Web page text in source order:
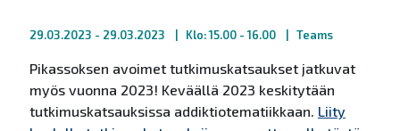
29.03.2023 - 29.03.2023 Klo: 15.00 - 16.00 Teams
Pikassoksen avoimet tutkimuskatsaukset jatkuvat
myös vuonna 2023! Keväällä 2023 keskitytään
tutkimuskatsauksissa addiktiotematiikkaan. Liity